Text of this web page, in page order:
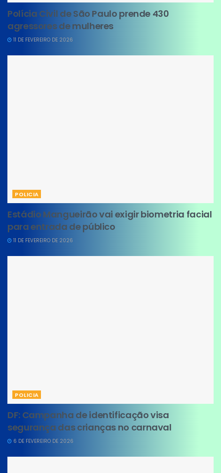
Polícia Civil de São Paulo prende 430
agressores de mulheres
11 DE FEVEREIRO DE 2026
POLICIA
Estádio Mangueirão vai exigir biometria facial
para entrada de público
11 DE FEVEREIRO DE 2026
POLICIA
DF: Campanha de identificação visa
segurança das crianças no carnaval
6 DE FEVEREIRO DE 2026